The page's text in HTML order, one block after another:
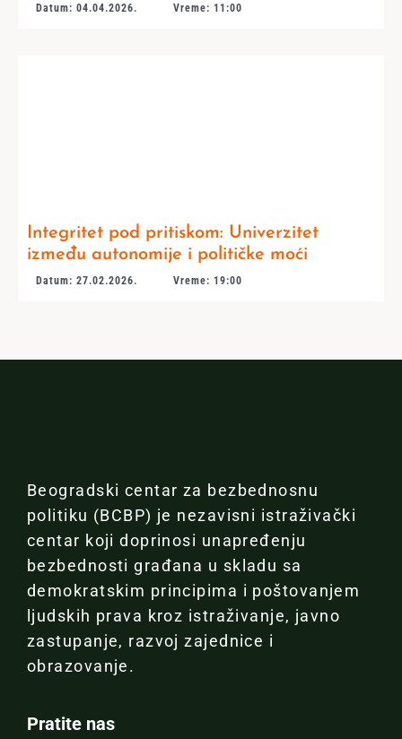
Datum: 04.04.2026. Vreme: 11:00
Integritet pod pritiskom: Univerzitet
između autonomije i političke moći
Datum: 27.02.2026. Vreme: 19:00
Beogradski centar za bezbednosnu
politiku (BCBP) je nezavisni istraživački
centar koji doprinosi unapređenju
bezbednosti građana u skladu sa
demokratskim principima i poštovanjem
ljudskih prava kroz istraživanje, javno
zastupanje, razvoj zajednice i
obrazovanje.
Pratite nas